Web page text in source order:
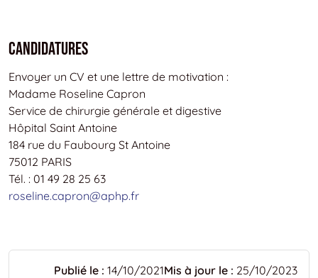
Candidatures
Envoyer un CV et une lettre de motivation :
Madame Roseline Capron
Service de chirurgie générale et digestive
Hôpital Saint Antoine
184 rue du Faubourg St Antoine
75012 PARIS
Tél. : 01 49 28 25 63
roseline.capron@aphp.fr
Publié le : 14/10/2021Mis à jour le : 25/10/2023